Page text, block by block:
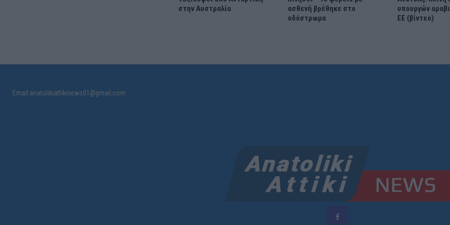
στην Αυστραλία
ασθενή βρέθηκε στο
οδόστρωμα
υπουργών
ΕΕ (βίντεο)
Email:anatolikiattikinews01@gmail.com